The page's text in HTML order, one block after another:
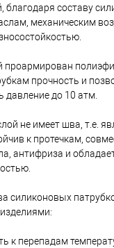
благодаря составу
механическим
проармирован
прочность и
давление до 10 атм.
не имеет шва, т.е.
к протечкам,
антифриза и
силиконовых
к перепадам